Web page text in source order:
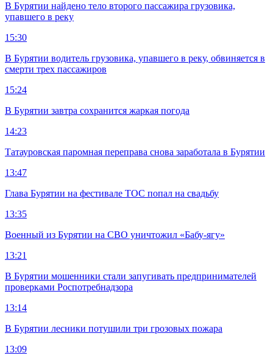
В Бурятии найдено тело второго пассажира грузовика,
упавшего в реку
15:30
В Бурятии водитель грузовика, упавшего в реку, обвиняется в
смерти трех пассажиров
15:24
В Бурятии завтра сохранится жаркая погода
14:23
Татауровская паромная переправа снова заработала в Бурятии
13:47
Глава Бурятии на фестивале ТОС попал на свадьбу
13:35
Военный из Бурятии на СВО уничтожил «Бабу-ягу»
13:21
В Бурятии мошенники стали запугивать предпринимателей
проверками Роспотребнадзора
13:14
В Бурятии лесники потушили три грозовых пожара
13:09